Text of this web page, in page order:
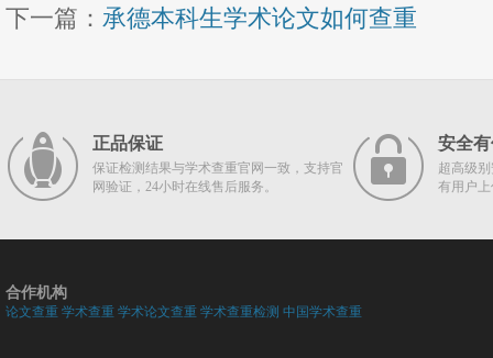
下一篇： 承德本科生学术论文如何查重
正品保证
保证检测结果与学术查重官网一致，支持官
网验证，24小时在线售后服务。
安全
超高级
有用户
合作机构
论文查重 学术查重 学术论文查重 学术查重检测 中国学术查重